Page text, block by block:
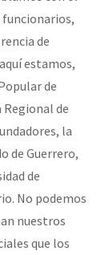
funcionarios,
de
estamos,
de
de
la
de Guerrero,
de
No podemos
nuestros
que los